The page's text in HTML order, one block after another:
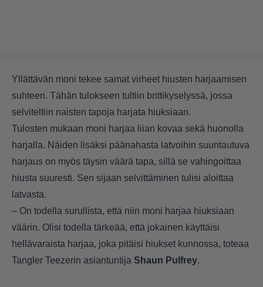
Yllättävän moni tekee samat virheet hiusten harjaamisen
suhteen. Tähän tulokseen tultiin brittikyselyssä, jossa
selviteltiin naisten tapoja harjata hiuksiaan.
Tulosten mukaan moni harjaa liian kovaa sekä huonolla
harjalla. Näiden lisäksi päänahasta latvoihin suuntautuva
harjaus on myös täysin väärä tapa, sillä se vahingoittaa
hiusta suuresti. Sen sijaan selvittäminen tulisi aloittaa
latvasta.
– On todella surullista, että niin moni harjaa hiuksiaan
väärin. Olisi todella tärkeää, että jokainen käyttäisi
hellävaraista harjaa, joka pitäisi hiukset kunnossa, toteaa
Tangler Teezerin asiantuntija Shaun Pulfrey.